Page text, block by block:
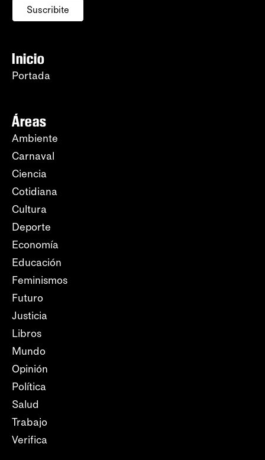
Suscribite
Inicio
Portada
Áreas
Ambiente
Carnaval
Ciencia
Cotidiana
Cultura
Deporte
Economía
Educación
Feminismos
Futuro
Justicia
Libros
Mundo
Opinión
Política
Salud
Trabajo
Verifica